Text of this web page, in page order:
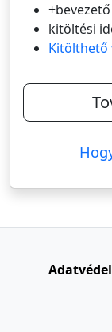
kitöltési